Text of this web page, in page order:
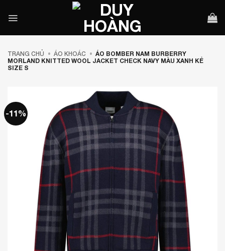
qua
TRANG CHỦ • ÁO KHOÁC • ÁO BOMBER NAM BURBERRY
MORLAND KNITTED WOOL JACKET CHECK NAVY MÀU XANH KẺ
SIZE S
-11%